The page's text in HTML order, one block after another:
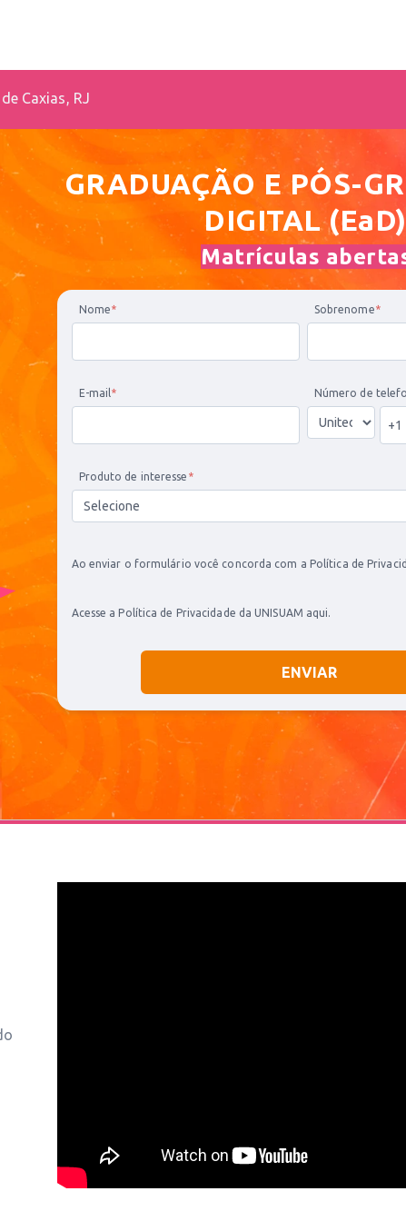
Caxias, RJ
GRADUAÇÃOE PÓS-
DIGITAL (EaD)
Matrículas
Nome* Sobrenome*
E-mail* Número de
Produto de interesse *
Ao enviar o formulário você concorda com a Política de
Acesse a Política de Privacidade da UNISUAM aqui.